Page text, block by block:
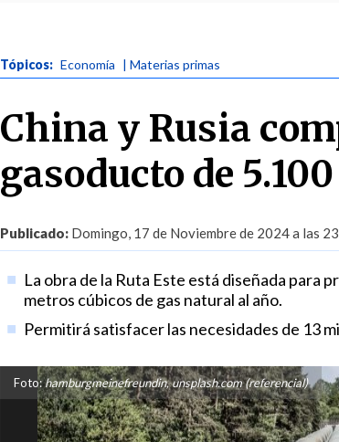
Tópicos: Economía | Materias primas
China y Rusia
gasoducto de
Publicado: Domingo, 17 de Noviembre de 2024 a las
La obra de la Ruta Este está diseñada para
metros cúbicos de gas natural al año.
Permitirá satisfacer las necesidades de 13
Foto:hamburgmeinefreundin, unsplash.com (referencial)